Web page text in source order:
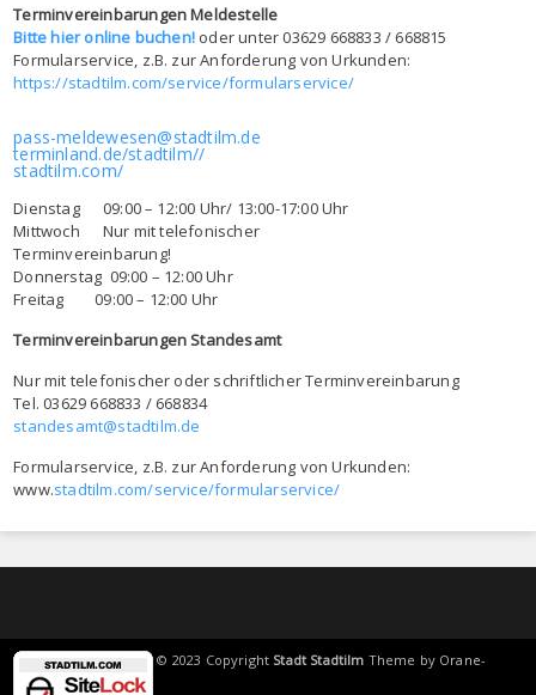
Terminvereinbarungen Meldestelle
Bitte hier online buchen! oder unter 03629 668833 / 668815
Formularservice, z.B. zur Anforderung von Urkunden:
https://stadtilm.com/service/formularservice/
pass-meldewesen@stadtilm.de
terminland.de/stadtilm//
stadtilm.com/
Dienstag 09:00 – 12:00 Uhr/ 13:00-17:00 Uhr
Mittwoch Nur mit telefonischer
Terminvereinbarung!
Donnerstag 09:00 – 12:00 Uhr
Freitag 09:00 – 12:00 Uhr
Terminvereinbarungen Standesamt
Nur mit telefonischer oder schriftlicher Terminvereinbarung
Tel. 03629 668833 / 668834
standesamt@stadtilm.de
Formularservice, z.B. zur Anforderung von Urkunden:
www.stadtilm.com/service/formularservice/
© 2023 Copyright Stadt Stadtilm Theme by Orane-